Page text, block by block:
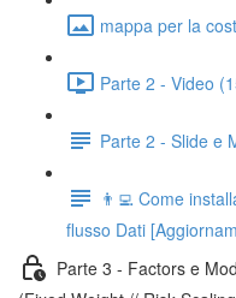
mappa per la
Parte 2 - Video
Parte 2 - Slide e
👨‍💻 Come
flusso Dati
Parte 3 - Factors e